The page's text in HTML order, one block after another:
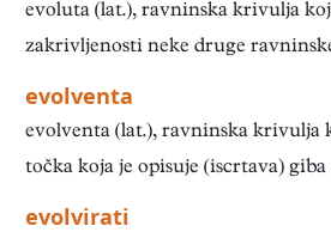
evoluta (lat.), ravninska krivulja
zakrivljenosti neke druge
evolventa
evolventa (lat.), ravninska krivulja
točka koja je opisuje (iscrtava) giba
evolvirati